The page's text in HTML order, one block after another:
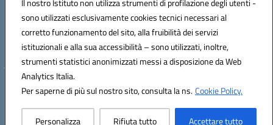
Il nostro Istituto non utilizza strumenti di profilazione degli utenti -
sono utilizzati esclusivamente cookies tecnici necessari al
corretto funzionamento del sito, alla fruibilità dei servizi
istituzionali e alla sua accessibilità – sono utilizzati, inoltre,
strumenti statistici anonimizzati messi a disposizione da Web
Analytics Italia.
Per saperne di più sul nostro sito, consulta la ns.Cookie Policy.
Personalizza Rifiuta tutto Accettare tutto
Posta elettronica certificata (PEC):CAIC84700T@pec.istruzione.it
Codice fiscale: 92105840927
Codice meccanografico: CAIC84700T
Hosting & Powered by 3D Solution S.r.l.
Concept & Design by Designers Italia